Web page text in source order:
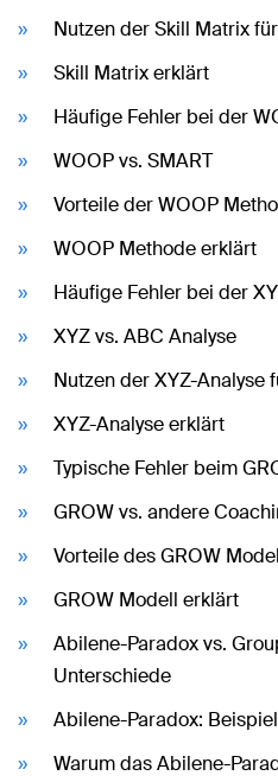
Nutzen der Skill Matrix
Skill Matrix erklärt
Häufige Fehler bei der
WOOP vs. SMART
Vorteile der WOOP
WOOP Methode erklärt
Häufige Fehler bei der
XYZ vs. ABC Analyse
Nutzen der XYZ-Analyse
XYZ-Analyse erklärt
Typische Fehler beim
GROW vs. andere
Vorteile des GROW
GROW Modell erklärt
Abilene-Paradox vs.
Unterschiede
Abilene-Paradox:
Warum das Abilene-